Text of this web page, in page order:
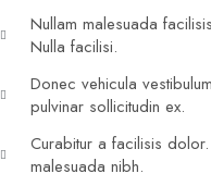
Nullam malesuada
Nulla facilisi.
Donec vehicula
pulvinar sollicitudin ex.
Curabitur a facilisis
malesuada nibh.